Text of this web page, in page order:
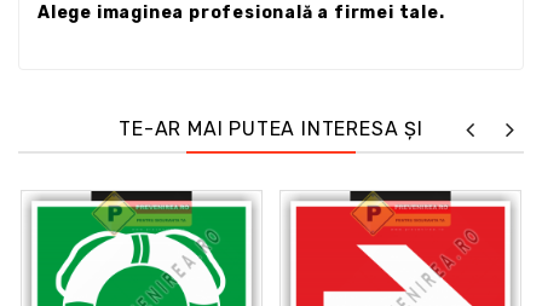
Alege imaginea profesională a firmei tale.
TE-AR MAI PUTEA INTERESA ȘI